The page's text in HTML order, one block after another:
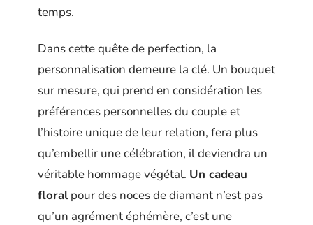
temps.
Dans cette quête de perfection, la
personnalisation demeure la clé. Un bouquet
sur mesure, qui prend en considération les
préférences personnelles du couple et
l’histoire unique de leur relation, fera plus
qu’embellir une célébration, il deviendra un
véritable hommage végétal. Un cadeau
floralpour des noces de diamant n’est pas
qu’un agrément éphémère, c’est une